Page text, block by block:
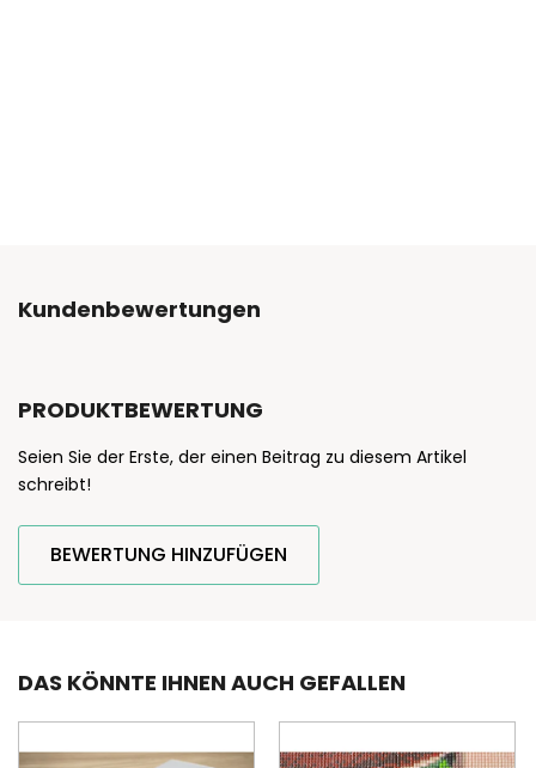
Kundenbewertungen
PRODUKTBEWERTUNG
Seien Sie der Erste, der einen Beitrag zu diesem Artikel
schreibt!
BEWERTUNG HINZUFÜGEN
DAS KÖNNTE IHNEN AUCH GEFALLEN